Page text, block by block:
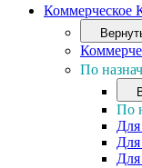
Коммерческое
По
По
Для
Для